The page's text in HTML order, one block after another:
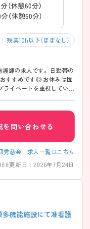
（休憩60分）
（休憩60分）
残業10h以下（ほぼなし）
師の求人です。 日勤帯の
すすめです◎ お休みは固
ライベートを重視している
問い合わせる
秀慈会 求人一覧はこちら
更新日 : 2026年7月24日
機能施設にて准看護